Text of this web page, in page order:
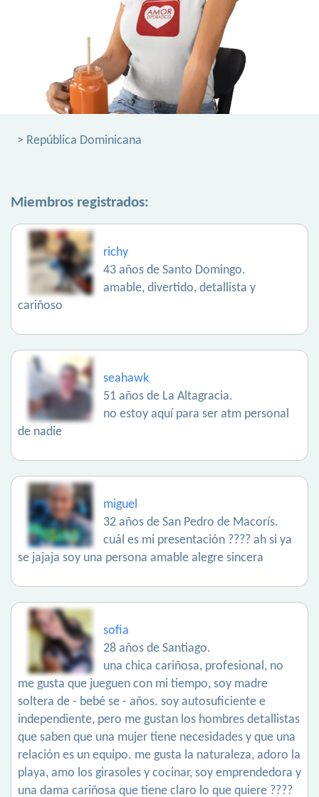
> República Dominicana
Miembros registrados:
richy
43 años de Santo Domingo.
amable, divertido, detallista y
cariñoso
seahawk
51 años de La Altagracia.
no estoy aquí para ser atm personal
de nadie
miguel
32 años de San Pedro de Macorís.
cuál es mi presentación ???? ah si ya
se jajaja soy una persona amable alegre sincera
sofia
28 años de Santiago.
una chica cariñosa, profesional, no
me gusta que jueguen con mi tiempo, soy madre
soltera de - bebé se - años. soy autosuficiente e
independiente, pero me gustan los hombres detallistas
que saben que una mujer tiene necesidades y que una
relación es un equipo. me gusta la naturaleza, adoro la
playa, amo los girasoles y cocinar, soy emprendedora y
una dama cariñosa que tiene claro lo que quiere ????